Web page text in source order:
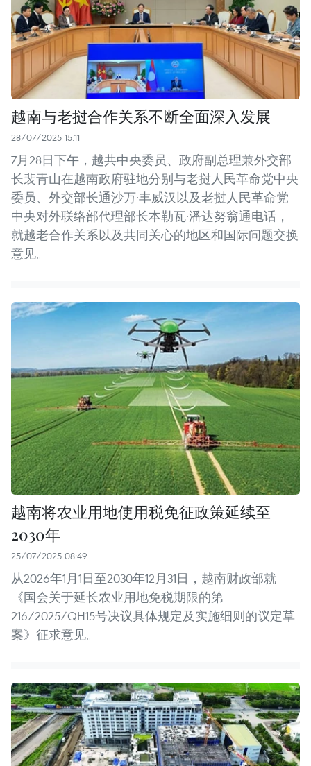
越南与老挝合作关系不断全面深入发展
28/07/2025 15:11
7月28日下午，越共中央委员、政府副总理兼外交部
长裴青山在越南政府驻地分别与老挝人民革命党中央
委员、外交部长通沙万·丰威汉以及老挝人民革命党
中央对外联络部代理部长本勒瓦·潘达努翁通电话，
就越老合作关系以及共同关心的地区和国际问题交换
意见。
越南将农业用地使用税免征政策延续至
2030年
25/07/2025 08:49
从2026年1月1日至2030年12月31日，越南财政部就
《国会关于延长农业用地免税期限的第
216/2025/QH15号决议具体规定及实施细则的议定草
案》征求意见。